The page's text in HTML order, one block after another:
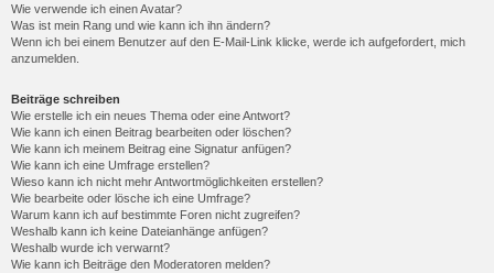
Wie verwende ich einen Avatar?
Was ist mein Rang und wie kann ich ihn ändern?
Wenn ich bei einem Benutzer auf den E-Mail-Link klicke, werde ich aufgefordert, mich
anzumelden.
Beiträge schreiben
Wie erstelle ich ein neues Thema oder eine Antwort?
Wie kann ich einen Beitrag bearbeiten oder löschen?
Wie kann ich meinem Beitrag eine Signatur anfügen?
Wie kann ich eine Umfrage erstellen?
Wieso kann ich nicht mehr Antwortmöglichkeiten erstellen?
Wie bearbeite oder lösche ich eine Umfrage?
Warum kann ich auf bestimmte Foren nicht zugreifen?
Weshalb kann ich keine Dateianhänge anfügen?
Weshalb wurde ich verwarnt?
Wie kann ich Beiträge den Moderatoren melden?